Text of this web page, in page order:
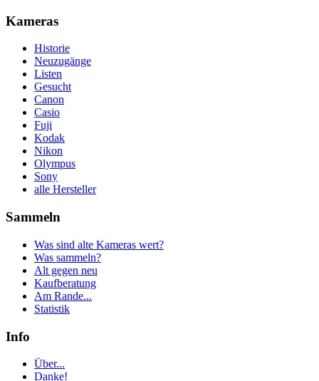
Kameras
Historie
Neuzugänge
Listen
Gesucht
Canon
Casio
Fuji
Kodak
Nikon
Olympus
Sony
alle Hersteller
Sammeln
Was sind alte Kameras wert?
Was sammeln?
Alt gegen neu
Kaufberatung
Am Rande...
Statistik
Info
Über...
Danke!